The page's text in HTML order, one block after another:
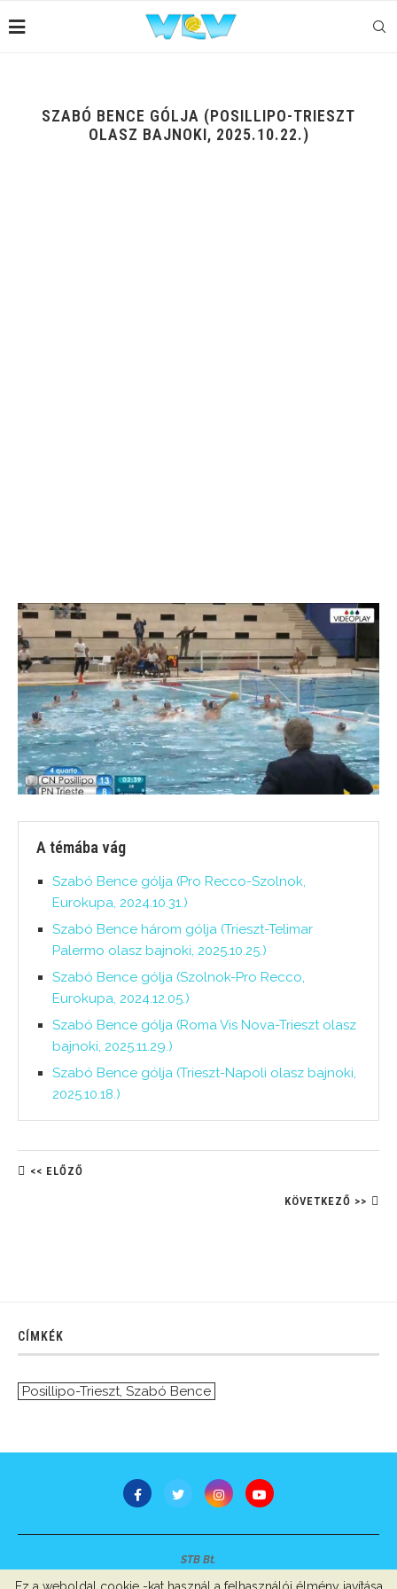
SZABÓ BENCE GÓLJA (POSILLIPO-TRIESZT
OLASZ BAJNOKI, 2025.10.22.)
A témába vág
Szabó Bence gólja (Pro Recco-Szolnok,
Eurokupa, 2024.10.31.)
Szabó Bence három gólja (Trieszt-Telimar
Palermo olasz bajnoki, 2025.10.25.)
Szabó Bence gólja (Szolnok-Pro Recco,
Eurokupa, 2024.12.05.)
Szabó Bence gólja (Roma Vis Nova-Trieszt olasz
bajnoki, 2025.11.29.)
Szabó Bence gólja (Trieszt-Napoli olasz bajnoki,
2025.10.18.)
<< ELŐZŐ
KÖVETKEZŐ >>
CÍMKÉK
Posillipo-Trieszt Szabó Bence
STB Bt.
Minden jog fenntartva © 2007-2022